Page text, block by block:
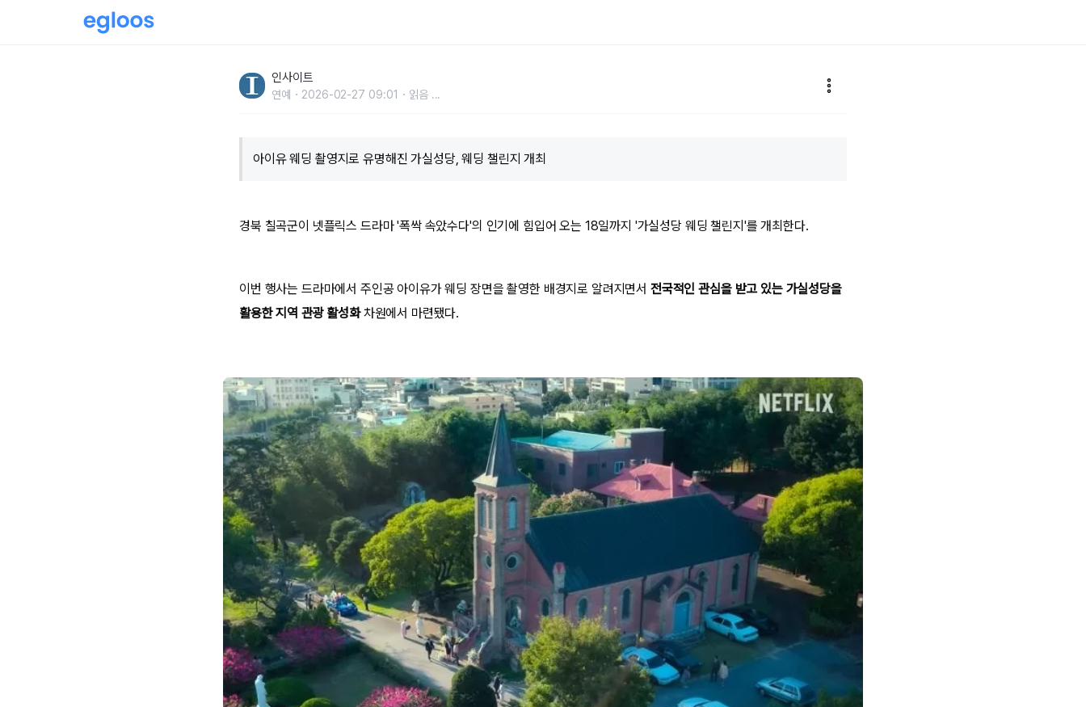
인사이트
연예 2026-02-27 09:01 읽음 ...
아이유 웨딩 촬영지로 유명해진 가실성당, 웨딩 챌린지 개최
경북 칠곡군이 넷플릭스 드라마 '폭싹 속았수다'의 인기에 힘입어 오는 18일까지 '가실성당 웨딩 챌린지'를 개최한다.
이번 행사는 드라마에서 주인공 아이유가 웨딩 장면을 촬영한 배경지로 알려지면서 전국적인 관심을 받고 있는 가실성당을
활용한 지역 관광 활성화차원에서 마련됐다.